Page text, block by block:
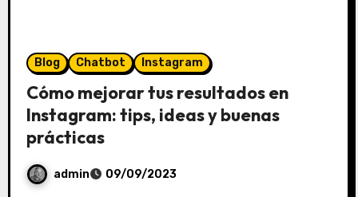
Blog Chatbot Instagram
Cómo mejorar tus resultados en
Instagram: tips, ideas y buenas
prácticas
admin 09/09/2023